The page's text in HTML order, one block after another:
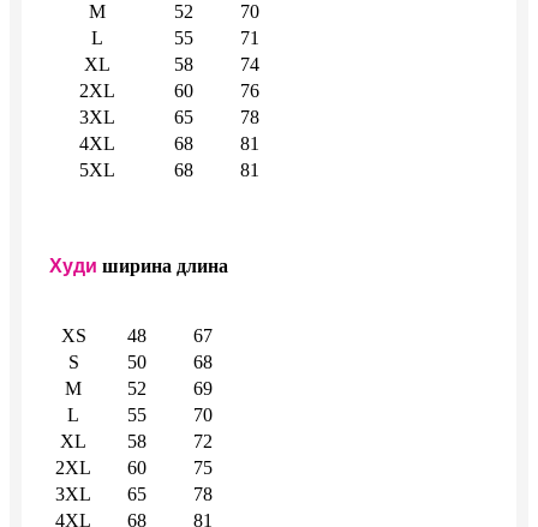
M
52
70
L
55
71
XL
58
74
2XL
60
76
3XL
65
78
4XL
68
81
5XL
68 81
Худи ширина длина
XS 48
67
S
50
68
M
52
69
L
55
70
XL
58
72
2XL
60
75
3XL
65
78
4XL
68 81